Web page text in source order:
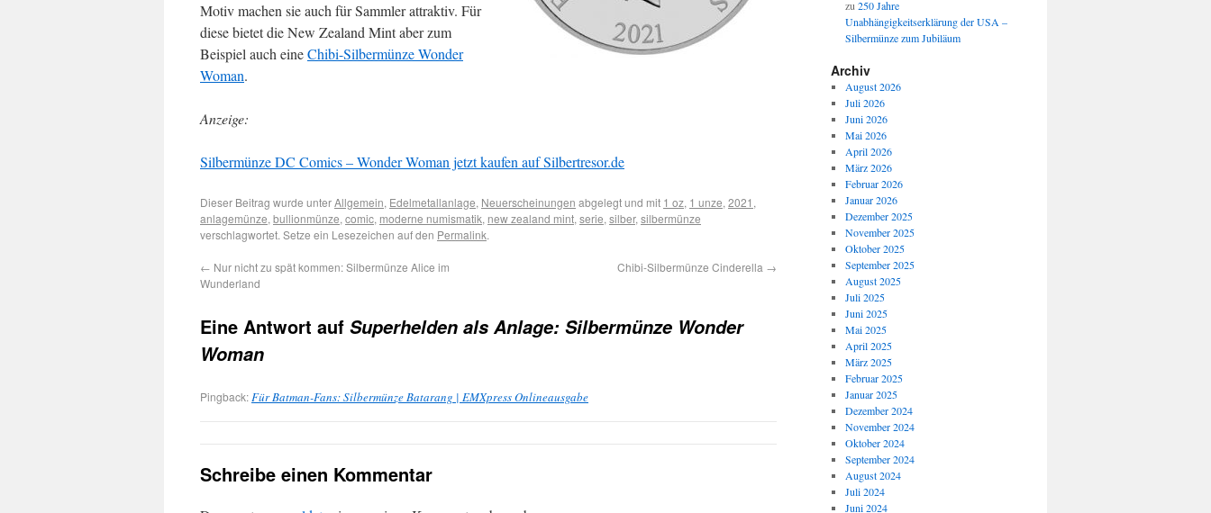
Motiv machen sie auch für Sammler attraktiv. Für
diese bietet die New Zealand Mint aber zum
Beispiel auch eineChibi-Silbermünze Wonder
Woman.
Anzeige:
Silbermünze DC Comics – Wonder Woman jetzt kaufen auf Silbertresor.de
Dieser Beitrag wurde unterAllgemein, Edelmetallanlage, Neuerscheinungen abgelegt und mit 1 oz, 1 unze, 2021 ,
anlagemünze, bullionmünze, comic, moderne numismatik, new zealand mint, serie, silber, silbermünze
verschlagwortet. Setze ein Lesezeichen auf den Permalink.
← Nur nicht zu spät kommen: Silbermünze Alice im
Wunderland
Chibi-Silbermünze Cinderella →
Eine Antwort auf Superhelden als Anlage: Silbermünze Wonder
Woman
Pingback:Für Batman-Fans: Silbermünze Batarang | EMXpress Onlineausgabe
Schreibe einen Kommentar
zu 250 Jahre
Unabhängigkeitserklärung der USA –
Silbermünze zum Jubiläum
Archiv
August 2026
Juli 2026
Juni 2026
Mai 2026
April 2026
März 2026
Februar 2026
Januar 2026
Dezember 2025
November 2025
Oktober 2025
September 2025
August 2025
Juli 2025
Juni 2025
Mai 2025
April 2025
März 2025
Februar 2025
Januar 2025
Dezember 2024
November 2024
Oktober 2024
September 2024
August 2024
Juli 2024
Juni 2024